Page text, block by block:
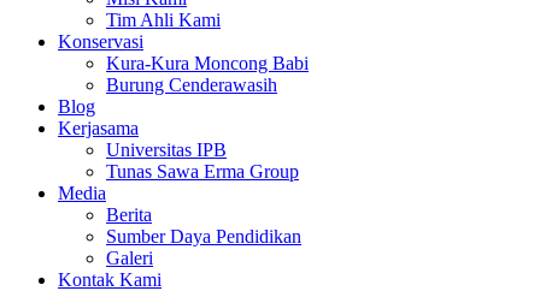
Tim Ahli Kami
Konservasi
Kura-Kura Moncong Babi
Burung Cenderawasih
Blog
Kerjasama
Universitas IPB
Tunas Sawa Erma Group
Media
Berita
Sumber Daya Pendidikan
Galeri
Kontak Kami